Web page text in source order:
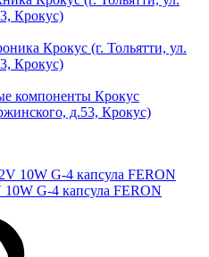
Крокус)
Крокус (г. Тольятти, ул.
Крокус)
компоненты Крокус
д.53, Крокус)
G-4 капсула FERON